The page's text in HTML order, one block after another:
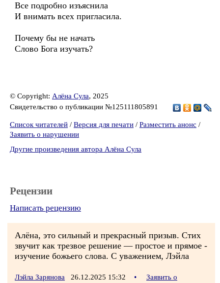
Все подробно изъяснила
И внимать всех пригласила.
Почему бы не начать
Слово Бога изучать?
© Copyright: Алёна Сула, 2025
Свидетельство о публикации №125111805891
Список читателей / Версия для печати / Разместить анонс /
Заявить о нарушении
Другие произведения автора Алёна Сула
Рецензии
Написать рецензию
Алёна, это сильный и прекрасный призыв. Стих
звучит как трезвое решение — простое и прямое -
изучение божьего слова. С уважением, Лэйла
Лэйла Зарянова 26.12.2025 15:32 •
Заявить о